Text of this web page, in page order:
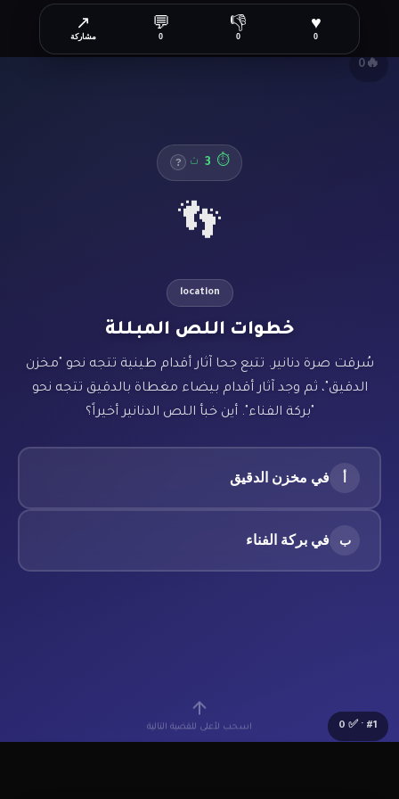
⏱
3 ث ?
👣
location
خطوات اللص المبللة
سُرقت صرة دنانير. تتبع جحا آثار أقدام طينية تتجه نحو "مخزن
الدقيق"، ثم وجد آثار أقدام بيضاء مغطاة بالدقيق تتجه نحو
"بركة الفناء". أين خبأ اللص الدنانير أخيراً؟
أ في مخزن الدقيق
ب في بركة الفناء
اسحب لأعلى للقضية التالية #1
· ✅
0
🔥
0
♥
0
👎
0
💬
0
↗
مشاركة